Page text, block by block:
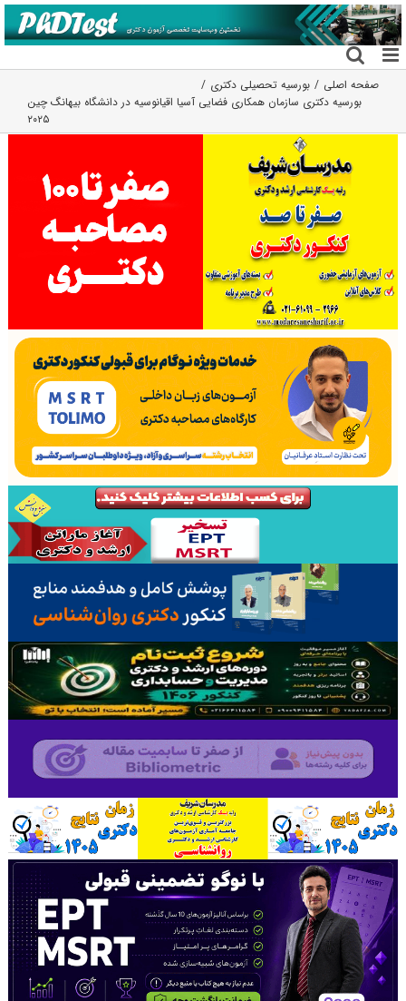
رفتن
به
محتوا
صفحه اصلی
بورسیه تحصیلی دکتری
بورسیه دکتری سازمان‌ همکاری فضایی آسیا اقیانوسیه در دانشگاه بیهانگ چین
۲۰۲۵